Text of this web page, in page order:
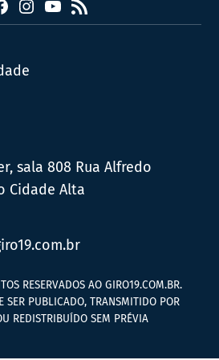
Instagram
YouTube
RSS
sala 808 Rua Alfredo
Cidade Alta
RESERVADOS AO GIRO19.COM.BR.
SER PUBLICADO, TRANSMITIDO POR
REDISTRIBUÍDO SEM PRÉVIA